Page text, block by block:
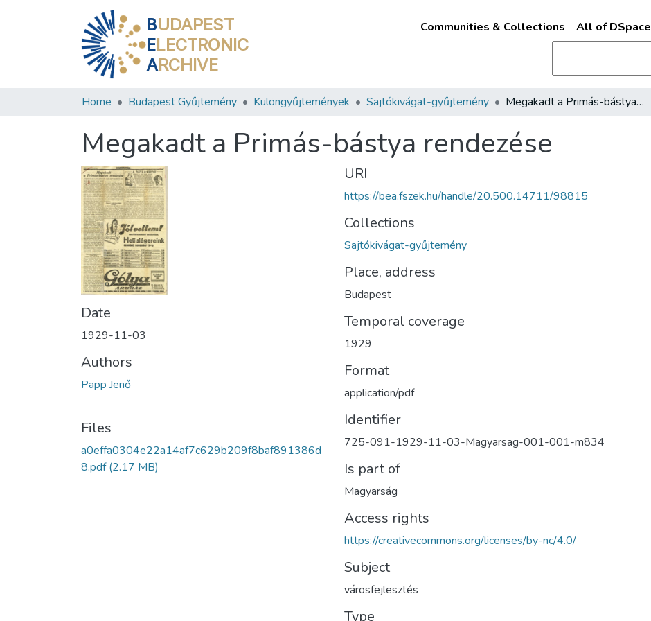
BUDAPEST
ELECTRONIC
ARCHIVE
Communities & Collections All of DSpace
Home Budapest Gyűjtemény Különgyűjtemények Sajtókivágat-gyűjtemény Megakadt a Primás-bástya rendezése
Megakadt a Primás-bástya rendezése
Date
1929-11-03
Authors
Papp Jenő
Files
a0effa0304e22a14af7c629b209f8baf891386d
8.pdf(2.17 MB)
URI
https://bea.fszek.hu/handle/20.500.14711/98815
Collections
Sajtókivágat-gyűjtemény
Place, address
Budapest
Temporal coverage
1929
Format
application/pdf
Identifier
725-091-1929-11-03-Magyarsag-001-001-m834
Is part of
Magyarság
Access rights
https://creativecommons.org/licenses/by-nc/4.0/
Subject
városfejlesztés
Type